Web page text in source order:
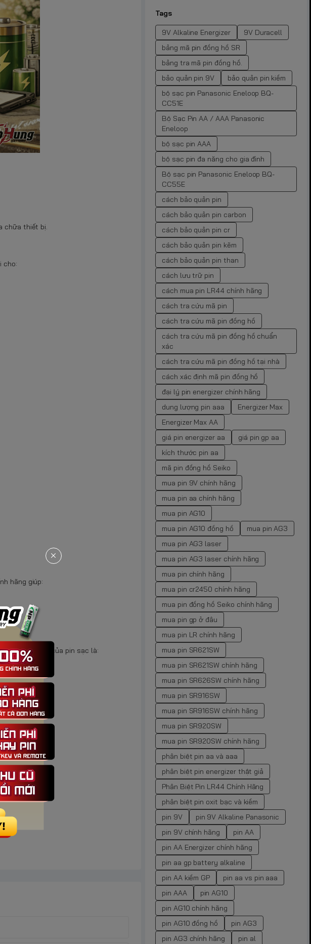
chữa thiết bị.
cho:
hãng giúp:
Ưu điểm của pin sạc là:
Tags
9V Alkaline Energizer
9V Duracell
bảng mã pin đồng hồ SR
bảng tra mã pin đồng hồ.
bảo quản pin 9V
bảo quản pin kiềm
bộ sạc pin Panasonic Eneloop BQ-
CC51E
Bộ Sạc Pin AA / AAA Panasonic
Eneloop
bộ sạc pin AAA
bộ sạc pin đa năng cho gia đình
Bộ sạc pin Panasonic Eneloop BQ-
CC55E
cách bảo quản pin
cách bảo quản pin carbon
cách bảo quản pin cr
cách bảo quản pin kẽm
cách bảo quản pin than
cách lưu trữ pin
cách mua pin LR44 chính hãng
cách tra cứu mã pin
cách tra cứu mã pin đồng hồ
cách tra cứu mã pin đồng hồ chuẩn
xác
cách tra cứu mã pin đồng hồ tại nhà
cách xác định mã pin đồng hồ
đại lý pin energizer chính hãng
dung lượng pin aaa
Energizer Max
Energizer Max AA
giá pin energizer aa
giá pin gp aa
kích thước pin aa
mã pin đồng hồ Seiko
mua pin 9V chính hãng
mua pin aa chính hãng
mua pin AG10
mua pin AG10 đồng hồ
mua pin AG3
mua pin AG3 laser
mua pin AG3 laser chính hãng
mua pin chính hãng
mua pin cr2450 chính hãng
mua pin đồng hồ Seiko chính hãng
mua pin gp ở đâu
mua pin LR chính hãng
mua pin SR621SW
mua pin SR621SW chính hãng
mua pin SR626SW chính hãng
mua pin SR916SW
mua pin SR916SW chính hãng
mua pin SR920SW
mua pin SR920SW chính hãng
phân biệt pin aa và aaa
phân biệt pin energizer thật giả
Phân Biệt Pin LR44 Chính Hãng
phân biệt pin oxit bạc và kiềm
pin 9V
pin 9V Alkaline Panasonic
pin 9V chính hãng
pin AA
pin AA Energizer chính hãng
pin aa gp battery alkaline
pin AA kiềm GP
pin aa vs pin aaa
pin AAA
pin AG10
pin AG10 chính hãng
pin AG10 đồng hồ
pin AG3
pin AG3 chính hãng
pin al